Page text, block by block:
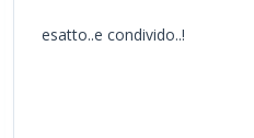
esatto..e condivido..!